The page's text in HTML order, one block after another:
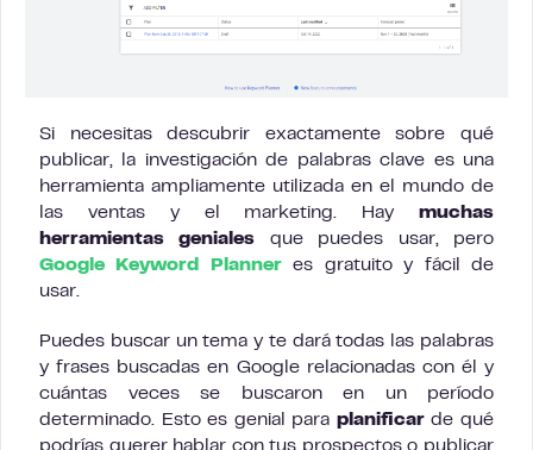
Si necesitas descubrir exactamente sobre qué
publicar, la investigación de palabras clave es una
herramienta ampliamente utilizada en el mundo de
las ventas y el marketing. Hay muchas
herramientas geniales que puedes usar, pero
Google Keyword Planneres gratuito y fácil de
usar.
Puedes buscar un tema y te dará todas las palabras
y frases buscadas en Google relacionadas con él y
cuántas veces se buscaron en un período
determinado. Esto es genial para planificarde qué
podrías querer hablar con tus prospectos o publicar